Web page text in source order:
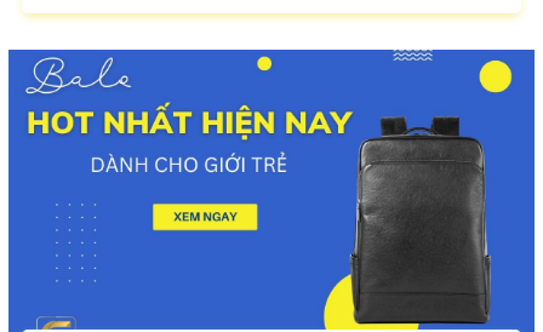
một chiếc balo phù hợp với giá cả hợp lý, các bạn học
đẹp giá rẻ sau đây. Balo đẹp giá rẻ có chất lượng không?
Để phục vụ cho mọi đối tượng và mọi phân khúc...